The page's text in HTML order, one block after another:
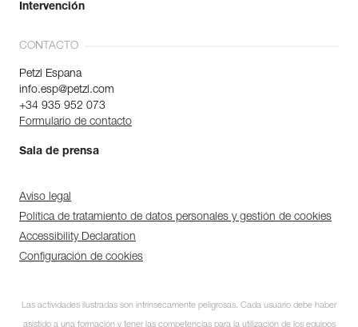
Intervención
CONTACTO
Petzl Espana
info.esp@petzl.com
+34 935 952 073
Formulario de contacto
Sala de prensa
Aviso legal
Política de tratamiento de datos personales y gestión de cookies
Accessibility Declaration
Configuración de cookies
Las actividades ilustradas son intrínsecamente peligrosas. Cada usuario debe haber
asistido a una formación y tener las competencias para la utilización de los equipos